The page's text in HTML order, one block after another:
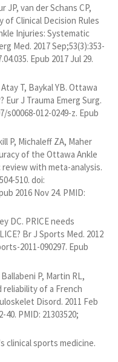
JP, van der Schans CP,
of Clinical Decision Rules
Injuries: Systematic
Med. 2017 Sep;53(3):353-
Epub 2017 Jul 29.
T, Baykal YB. Ottawa
J Trauma Emerg Surg.
s00068-012-0249-z. Epub
P, Michaleff ZA, Maher
of the Ottawa Ankle
with meta-analysis.
510. doi:
2016 Nov 24. PMID:
DC. PRICE needs
Br J Sports Med. 2012
2011-090297. Epub
P, Martin RL,
reliability of a French
Disord. 2011 Feb
40. PMID: 21303520;
clinical sports medicine.